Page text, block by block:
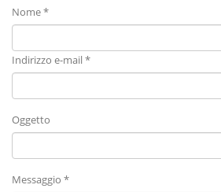
Nome *
Indirizzo e-mail *
Oggetto
Messaggio *